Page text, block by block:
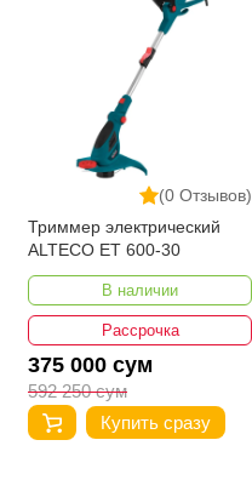
(0 Отзывов)
Триммер электрический
ALTECO ET 600-30
В наличии
Рассрочка
375 000 сум
592 250 сум
Купить сразу